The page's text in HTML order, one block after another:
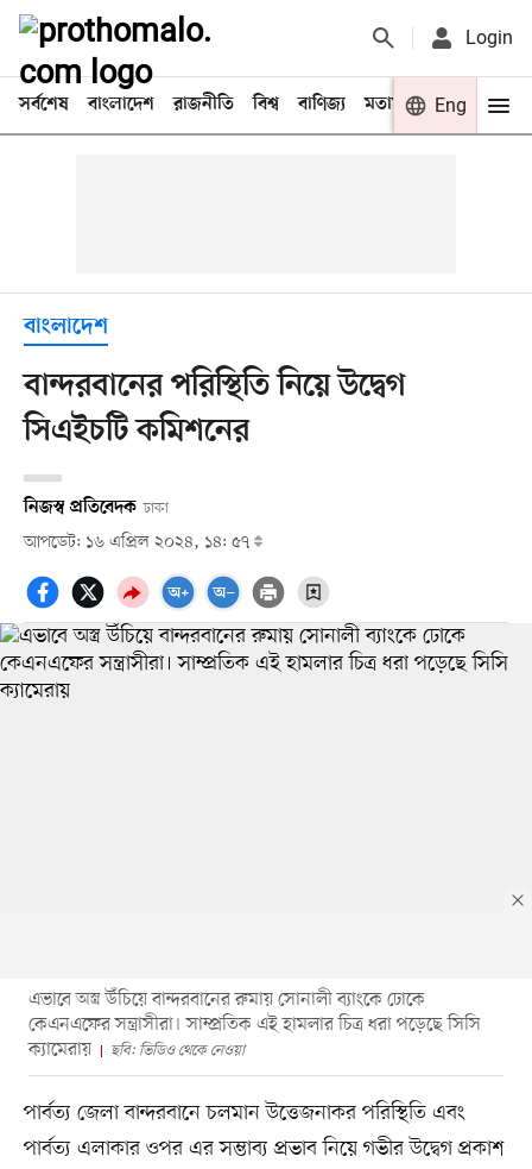
Login
সর্বশেষ বাংলাদেশ রাজনীতি বিশ্ব বাণিজ্য মতামত খেলা
Eng
বাংলাদেশ
বান্দরবানের পরিস্থিতি নিয়ে উদ্বেগ
সিএইচটি কমিশনের
নিজস্ব প্রতিবেদক ঢাকা
আপডেট: ১৬ এপ্রিল ২০২৪, ১৪: ৫৭
এভাবে অস্ত্র উঁচিয়ে বান্দরবানের রুমায় সোনালী ব্যাংকে ঢোকে
কেএনএফের সন্ত্রাসীরা। সাম্প্রতিক এই হামলার চিত্র ধরা পড়েছে সিসি
ক্যামেরায়
ছবি: ভিডিও থেকে নেওয়া
পার্বত্য জেলা বান্দরবানে চলমান উত্তেজনাকর পরিস্থিতি এবং
পার্বত্য এলাকার ওপর এর সম্ভাব্য প্রভাব নিয়ে গভীর উদ্বেগ প্রকাশ